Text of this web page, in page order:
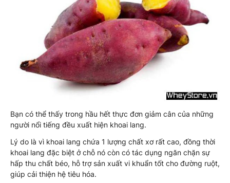
Bạn có thể thấy trong hầu hết thực đơn giảm cân của những
người nổi tiếng đều xuất hiện khoai lang.
Lý do là vì khoai lang chứa 1 lượng chất xơ rất cao, đồng thời
khoai lang đặc biệt ở chỗ nó còn có tác dụng ngăn chặn sự
hấp thu chất béo, hỗ trợ sản xuất vi khuẩn tốt cho đường ruột,
giúp cải thiện hệ tiêu hóa.